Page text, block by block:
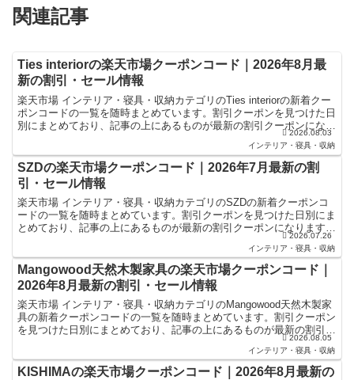
関連記事
Ties interiorの楽天市場クーポンコード｜2026年8月最
新の割引・セール情報
楽天市場 インテリア・寝具・収納カテゴリのTies interiorの新着クー
ポンコードの一覧を随時まとめています。割引クーポンを見つけた日
別にまとめており、記事の上にあるものが最新の割引クーポンになり
2026.08.03
インテリア・寝具・収納
SZDの楽天市場クーポンコード｜2026年7月最新の割
引・セール情報
楽天市場 インテリア・寝具・収納カテゴリのSZDの新着クーポンコ
ードの一覧を随時まとめています。割引クーポンを見つけた日別にま
とめており、記事の上にあるものが最新の割引クーポンになります。
楽天スーパーセールやお買い物マラソンなどキャンペーン...2026.07.26
インテリア・寝具・収納
Mangowood天然木製家具の楽天市場クーポンコード｜
2026年8月最新の割引・セール情報
楽天市場 インテリア・寝具・収納カテゴリのMangowood天然木製家
具の新着クーポンコードの一覧を随時まとめています。割引クーポン
を見つけた日別にまとめており、記事の上にあるものが最新の割引ク
2026.08.05
インテリア・寝具・収納
KISHIMAの楽天市場クーポンコード｜2026年8月最新の